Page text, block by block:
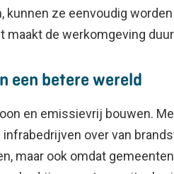
kunnen ze eenvoudig
maakt de werkomgeving
een betere wereld
en emissievrij bouwen.
over van
maar ook omdat